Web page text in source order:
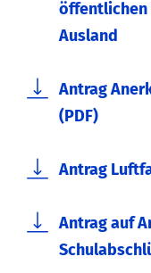
öffentlichen
Ausland
Antrag
(PDF)
Antrag
Antrag auf